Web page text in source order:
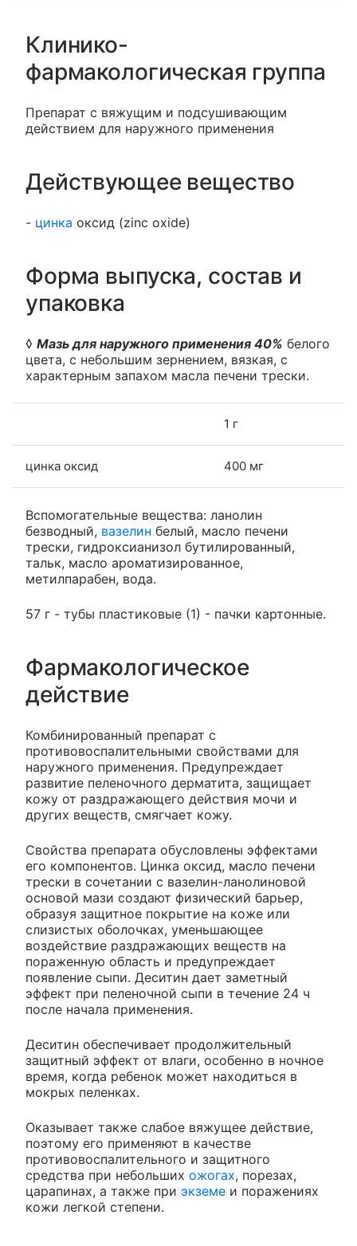
Клинико-
фармакологическая группа
Препарат с вяжущим и подсушивающим
действием для наружного применения
Действующее вещество
- цинка оксид (zinc oxide)
Форма выпуска, состав и
упаковка
◊ Мазь для наружного применения 40% белого
цвета, с небольшим зернением, вязкая, с
характерным запахом масла печени трески.
1 г
цинка оксид 400 мг
Вспомогательные вещества: ланолин
безводный, вазелин белый, масло печени
трески, гидроксианизол бутилированный,
тальк, масло ароматизированное,
метилпарабен, вода.
57 г - тубы пластиковые (1) - пачки картонные.
Фармакологическое
действие
Комбинированный препарат с
противовоспалительными свойствами для
наружного применения. Предупреждает
развитие пеленочного дерматита, защищает
кожу от раздражающего действия мочи и
других веществ, смягчает кожу.
Свойства препарата обусловлены эффектами
его компонентов. Цинка оксид, масло печени
трески в сочетании с вазелин-ланолиновой
основой мази создают физический барьер,
образуя защитное покрытие на коже или
слизистых оболочках, уменьшающее
воздействие раздражающих веществ на
пораженную область и предупреждает
появление сыпи. Деситин дает заметный
эффект при пеленочной сыпи в течение 24 ч
после начала применения.
Деситин обеспечивает продолжительный
защитный эффект от влаги, особенно в ночное
время, когда ребенок может находиться в
мокрых пеленках.
Оказывает также слабое вяжущее действие,
поэтому его применяют в качестве
противовоспалительного и защитного
средства при небольших ожогах, порезах,
царапинах, а также при экземе и поражениях
кожи легкой степени.